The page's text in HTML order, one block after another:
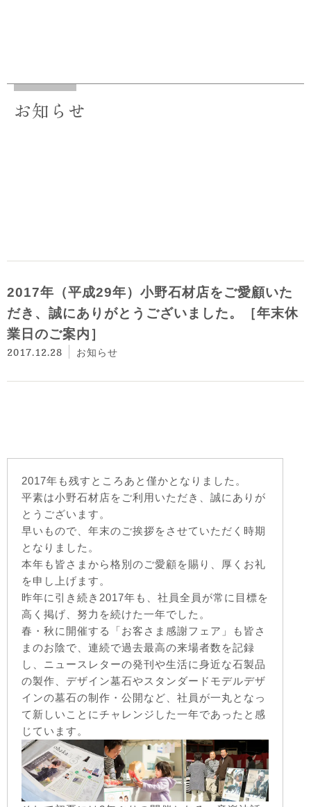
お知らせ
2017年（平成29年）小野石材店をご愛顧いた
だき、誠にありがとうございました。［年末休
業日のご案内］
2017.12.28 お知らせ
2017年も残すところあと僅かとなりました。
平素は小野石材店をご利用いただき、誠にありが
とうございます。
早いもので、年末のご挨拶をさせていただく時期
となりました。
本年も皆さまから格別のご愛顧を賜り、厚くお礼
を申し上げます。
昨年に引き続き2017年も、社員全員が常に目標を
高く掲げ、努力を続けた一年でした。
春・秋に開催する「お客さま感謝フェア」も皆さ
まのお陰で、連続で過去最高の来場者数を記録
し、ニュースレターの発刊や生活に身近な石製品
の製作、デザイン墓石やスタンダードモデルデザ
インの墓石の制作・公開など、社員が一丸となっ
て新しいことにチャレンジした一年であったと感
じています。